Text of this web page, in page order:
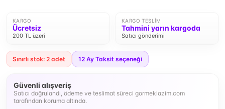
KARGO
Ücretsiz
200 TL üzeri
KARGO TESLIM
Tahmini yarın kargoda
Satıcı gönderimi
Sınırlı stok: 2 adet 12 Ay Taksit seçeneği
Güvenli alışveriş
Satıcı doğrulandı, ödeme ve teslimat süreci gormeklazim.com
tarafından koruma altında.